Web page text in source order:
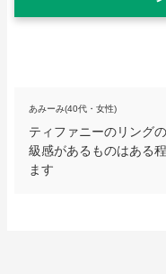
あみーみ(40代・女性)
ティファニーのリング
級感があるものはある
ます